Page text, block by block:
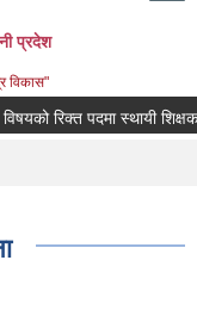
प्रदेश
विकास"
रिक्त पदमा स्थायी शिक्षक